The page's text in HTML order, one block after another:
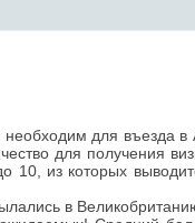
для въезда в
для получения
10, из которых
в